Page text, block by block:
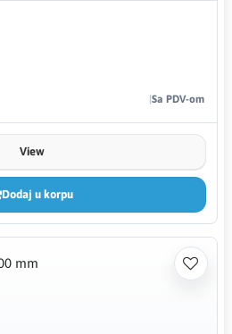
Sa PDV-om
View
Dodaj u korpu